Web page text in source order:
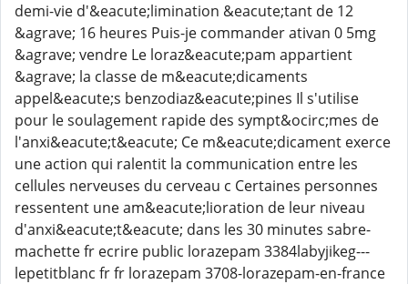
demi-vie d'&eacute;limination &eacute;tant de 12
&agrave; 16 heures Puis-je commander ativan 0 5mg
&agrave; vendre Le loraz&eacute;pam appartient
&agrave; la classe de m&eacute;dicaments
appel&eacute;s benzodiaz&eacute;pines Il s'utilise
pour le soulagement rapide des sympt&ocirc;mes de
l'anxi&eacute;t&eacute; Ce m&eacute;dicament exerce
une action qui ralentit la communication entre les
cellules nerveuses du cerveau c Certaines personnes
ressentent une am&eacute;lioration de leur niveau
d'anxi&eacute;t&eacute; dans les 30 minutes sabre-
machette fr ecrire public lorazepam 3384labyjikeg---
lepetitblanc fr fr lorazepam 3708-lorazepam-en-france